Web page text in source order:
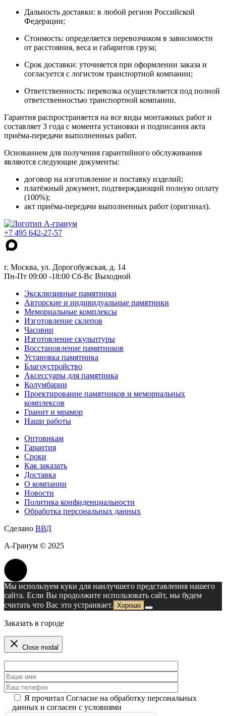
Дальность доставки: в любой регион Российской
Федерации;
Стоимость: определяется перевозчиком в зависимости
от расстояния, веса и габаритов груза;
Срок доставки: уточняется при оформлении заказа и
согласуется с логистом транспортной компании;
Ответственность: перевозка осуществляется под полной
ответственностью транспортной компании.
Гарантия распространяется на все виды монтажных работ и
составляет 3 года с момента установки и подписания акта
приёма-передачи выполненных работ.
Основанием для получения гарантийного обслуживания
являются следующие документы:
договор на изготовление и поставку изделий;
платёжный документ, подтверждающий полную оплату
(100%);
акт приёма-передачи выполненных работ (оригинал).
+7 495 642-27-57
г. Москва, ул. Дорогобужская, д. 14
Пн-Пт 09:00 -18:00 Сб-Вс Выходной
Эксклюзивные памятники
Авторские и индивидуальные памятники
Мемориальные комплексы
Изготовление склепов
Часовни
Изготовление скульптуры
Восстановление памятников
Установка памятника
Благоустройство
Аксессуары для памятника
Колумбарии
Проектирование памятников и мемориальных
комплексов
Гранит и мрамор
Наши работы
Оптовикам
Гарантия
Сроки
Как заказать
Доставка
О компании
Новости
Политика конфиденциальности
Обработка персональных данных
Сделано ВВД
А-Гранум © 2025
Мы используем куки для наилучшего представления нашего
сайта. Если Вы продолжите использовать сайт, мы будем
считать что Вас это устраивает. Хорошо
Заказать в городе
Close modal
Я прочитал Согласие на обработку персональных
данных и согласен с условиями